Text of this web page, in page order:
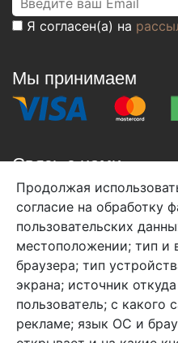
Я согласен(а) на
Мы принимаем
Связь с нами
+7 (495) 933-38-08
info@arben-textile.ru-
Арбен текстиль г.
1-й Советский д.25,
Продолжая
согласие на обработку
пользовательских
местоположении; тип и
браузера; тип
экрана; источник
пользователь; с какого
рекламе; язык ОС и